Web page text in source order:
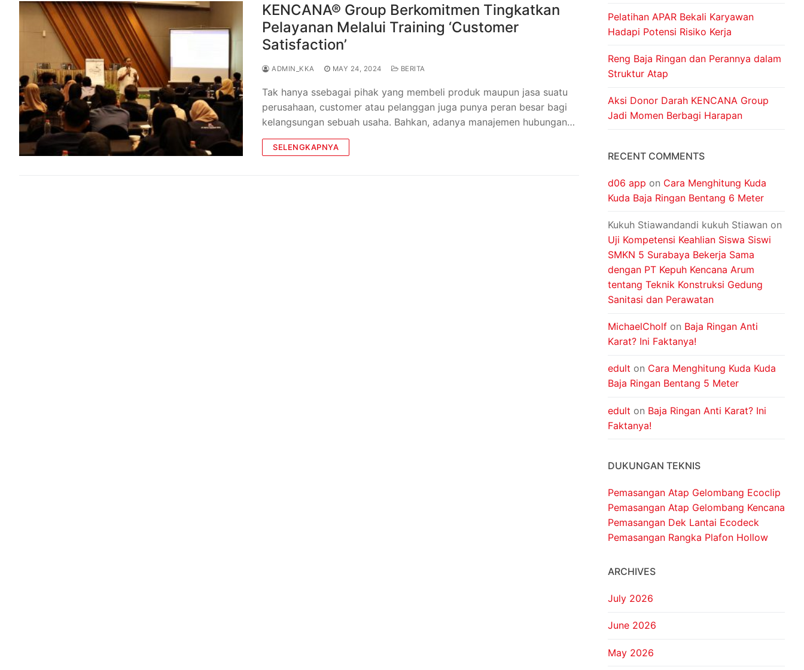
KENCANA® Group Berkomitmen Tingkatkan
Pelayanan Melalui Training ‘Customer
Satisfaction’
ADMIN_KKA MAY 24, 2024 BERITA
Tak hanya ssebagai pihak yang membeli produk maupun jasa suatu
perusahaan, customer atau pelanggan juga punya peran besar bagi
kelangsungan sebuah usaha. Bahkan, adanya manajemen hubungan…
SELENGKAPNYA
Pelatihan APAR Bekali Karyawan
Hadapi Potensi Risiko Kerja
Reng Baja Ringan dan Perannya dalam
Struktur Atap
Aksi Donor Darah KENCANA Group
Jadi Momen Berbagi Harapan
RECENT COMMENTS
d06 app on Cara Menghitung Kuda
Kuda Baja Ringan Bentang 6 Meter
Kukuh Stiawandandi kukuh Stiawan on
Uji Kompetensi Keahlian Siswa Siswi
SMKN 5 Surabaya Bekerja Sama
dengan PT Kepuh Kencana Arum
tentang Teknik Konstruksi Gedung
Sanitasi dan Perawatan
MichaelCholf on Baja Ringan Anti
Karat? Ini Faktanya!
edult on Cara Menghitung Kuda Kuda
Baja Ringan Bentang 5 Meter
edult on Baja Ringan Anti Karat? Ini
Faktanya!
DUKUNGAN TEKNIS
Pemasangan Atap Gelombang Ecoclip
Pemasangan Atap Gelombang Kencana
Pemasangan Dek Lantai Ecodeck
Pemasangan Rangka Plafon Hollow
ARCHIVES
July 2026
June 2026
May 2026